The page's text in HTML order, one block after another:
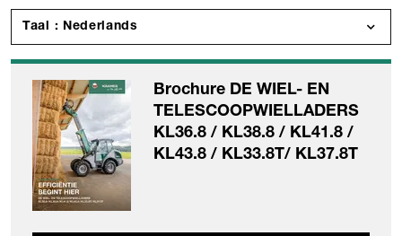
Taal : Nederlands
Brochure DE WIEL- EN
TELESCOOPWIELLADERS
KL36.8 / KL38.8 / KL41.8 /
KL43.8 / KL33.8T/ KL37.8T